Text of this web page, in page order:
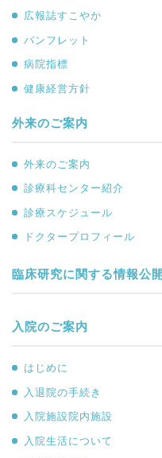
広報誌すこやか
パンフレット
病院指標
健康経営方針
外来のご案内
外来のご案内
診療科センター紹介
診療スケジュール
ドクタープロフィール
臨床研究に関する情報公
入院のご案内
はじめに
入退院の手続き
入院施設院内施設
入院生活について